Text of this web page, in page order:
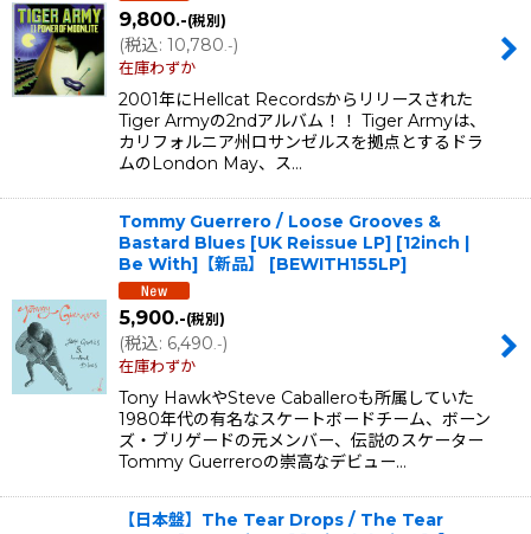
9,800.-(税別)
(税込: 10,780.-)
在庫わずか
2001年にHellcat Recordsからリリースされた
Tiger Armyの2ndアルバム！！ Tiger Armyは、
カリフォルニア州ロサンゼルスを拠点とするドラ
ムのLondon May、ス…
Tommy Guerrero / Loose Grooves &
Bastard Blues [UK Reissue LP] [12inch |
Be With]【新品】
[BEWITH155LP]
5,900.-(税別)
(税込: 6,490 .-)
在庫わずか
Tony HawkやSteve Caballeroも所属していた
1980年代の有名なスケートボードチーム、ボーン
ズ・ブリゲードの元メンバー、伝説のスケーター
Tommy Guerreroの崇高なデビュー…
【日本盤】The Tear Drops / The Tear